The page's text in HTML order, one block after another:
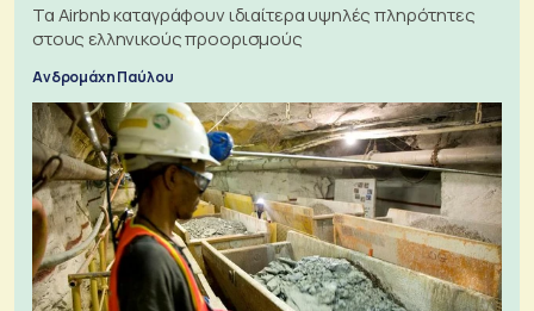
Τα Airbnb καταγράφουν ιδιαίτερα υψηλές πληρότητες
στους ελληνικούς προορισμούς
Ανδρομάχη Παύλου